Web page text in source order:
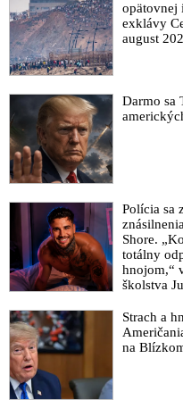
a kajúcnikmi. Tajná služba
organizovaná skupina
Ešte pár mesiacov a
zmieňuje ako o
VIDEO: Kollár hovorí o
existencia ďalšej skupiny
Ľudia by už podľa neho
prokuratúry do politického
VIDEO: Polícia zabudla
Päťročná kolúzna väzba je
vyšetrovateľ
VIDEO: Fico zverejnil
ktorí komunikovali o pláne
odmietajú ľudí informovať o
organizovanej skupiny v
VIDEO: Suja oblial
ktorý vedie organizovanú
opätovnej
exklávy
august
Darmo sa
Polícia sa
Shore.
totálny
hnojom,“
školstva
Strach a
na